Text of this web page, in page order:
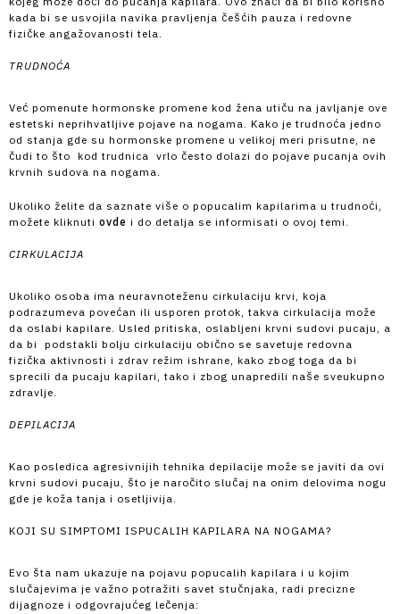
kada bi se usvojila navika pravljenja češćih pauza i redovne
fizičke angažovanosti tela.
TRUDNOĆA
Već pomenute hormonske promene kod žena utiču na javljanje ove
estetski neprihvatljive pojave na nogama. Kako je trudnoća jedno
od stanja gde su hormonske promene u velikoj meri prisutne, ne
čudi to što kod trudnica vrlo često dolazi do pojave pucanja ovih
krvnih sudova na nogama.
Ukoliko želite da saznate više o popucalim kapilarima u trudnoći,
možete kliknuti ovde i do detalja se informisati o ovoj temi.
CIRKULACIJA
Ukoliko osoba ima neuravnoteženu cirkulaciju krvi, koja
podrazumeva povećan ili usporen protok, takva cirkulacija može
da oslabi kapilare. Usled pritiska, oslabljeni krvni sudovi pucaju, a
da bi podstakli bolju cirkulaciju obično se savetuje redovna
fizička aktivnosti i zdrav režim ishrane, kako zbog toga da bi
sprecili da pucaju kapilari, tako i zbog unapredili naše sveukupno
zdravlje.
DEPILACIJA
Kao posledica agresivnijih tehnika depilacije može se javiti da ovi
krvni sudovi pucaju, što je naročito slučaj na onim delovima nogu
gde je koža tanja i osetljivija.
KOJI SU SIMPTOMI ISPUCALIH KAPILARA NA NOGAMA?
Evo šta nam ukazuje na pojavu popucalih kapilara i u kojim
slučajevima je važno potražiti savet stučnjaka, radi precizne
dijagnoze i odgovrajućeg lečenja: